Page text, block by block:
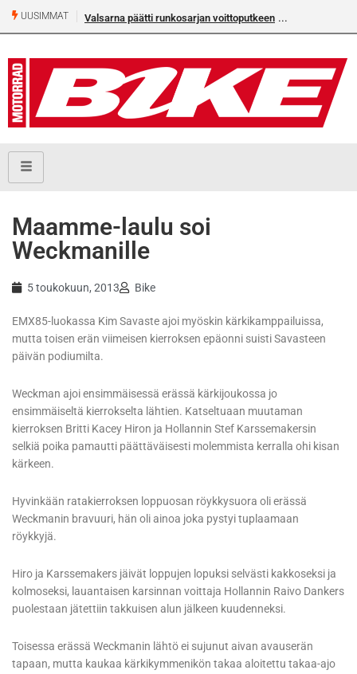
UUSIMMAT Valsarna päätti runkosarjan voittoputkeen
Maamme-laulu soi
Weckmanille
5 toukokuun, 2013 Bike
EMX85-luokassa Kim Savaste ajoi myöskin kärkikamppailuissa,
mutta toisen erän viimeisen kierroksen epäonni suisti Savasteen
päivän podiumilta.
Weckman ajoi ensimmäisessä erässä kärkijoukossa jo
ensimmäiseltä kierrokselta lähtien. Katseltuaan muutaman
kierroksen Britti Kacey Hiron ja Hollannin Stef Karssemakersin
selkiä poika pamautti päättäväisesti molemmista kerralla ohi kisan
kärkeen.
Hyvinkään ratakierroksen loppuosan röykkysuora oli erässä
Weckmanin bravuuri, hän oli ainoa joka pystyi tuplaamaan
röykkyjä.
Hiro ja Karssemakers jäivät loppujen lopuksi selvästi kakkoseksi ja
kolmoseksi, lauantaisen karsinnan voittaja Hollannin Raivo Dankers
puolestaan jätettiin takkuisen alun jälkeen kuudenneksi.
Toisessa erässä Weckmanin lähtö ei sujunut aivan avauserän
tapaan, mutta kaukaa kärkikymmenikön takaa aloitettu takaa-ajo